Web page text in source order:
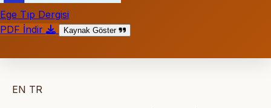
Ege Tıp Dergisi
PDF İndir
Kaynak Göster
EN TR